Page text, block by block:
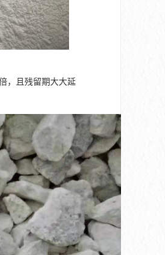
，且残留期大大延